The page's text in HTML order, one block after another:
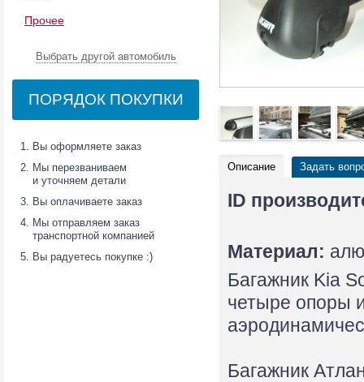
Прочее
Выбрать другой автомобиль
ПОРЯДОК ПОКУПКИ
Вы оформляете заказ
Мы перезваниваем
и уточняем детали
Вы оплачиваете заказ
Мы отправляем заказ
транспортной компанией
Вы радуетесь покупке :)
Описание Задать
ID
Материал:
Багажник Kia
четыре опоры
Багажник